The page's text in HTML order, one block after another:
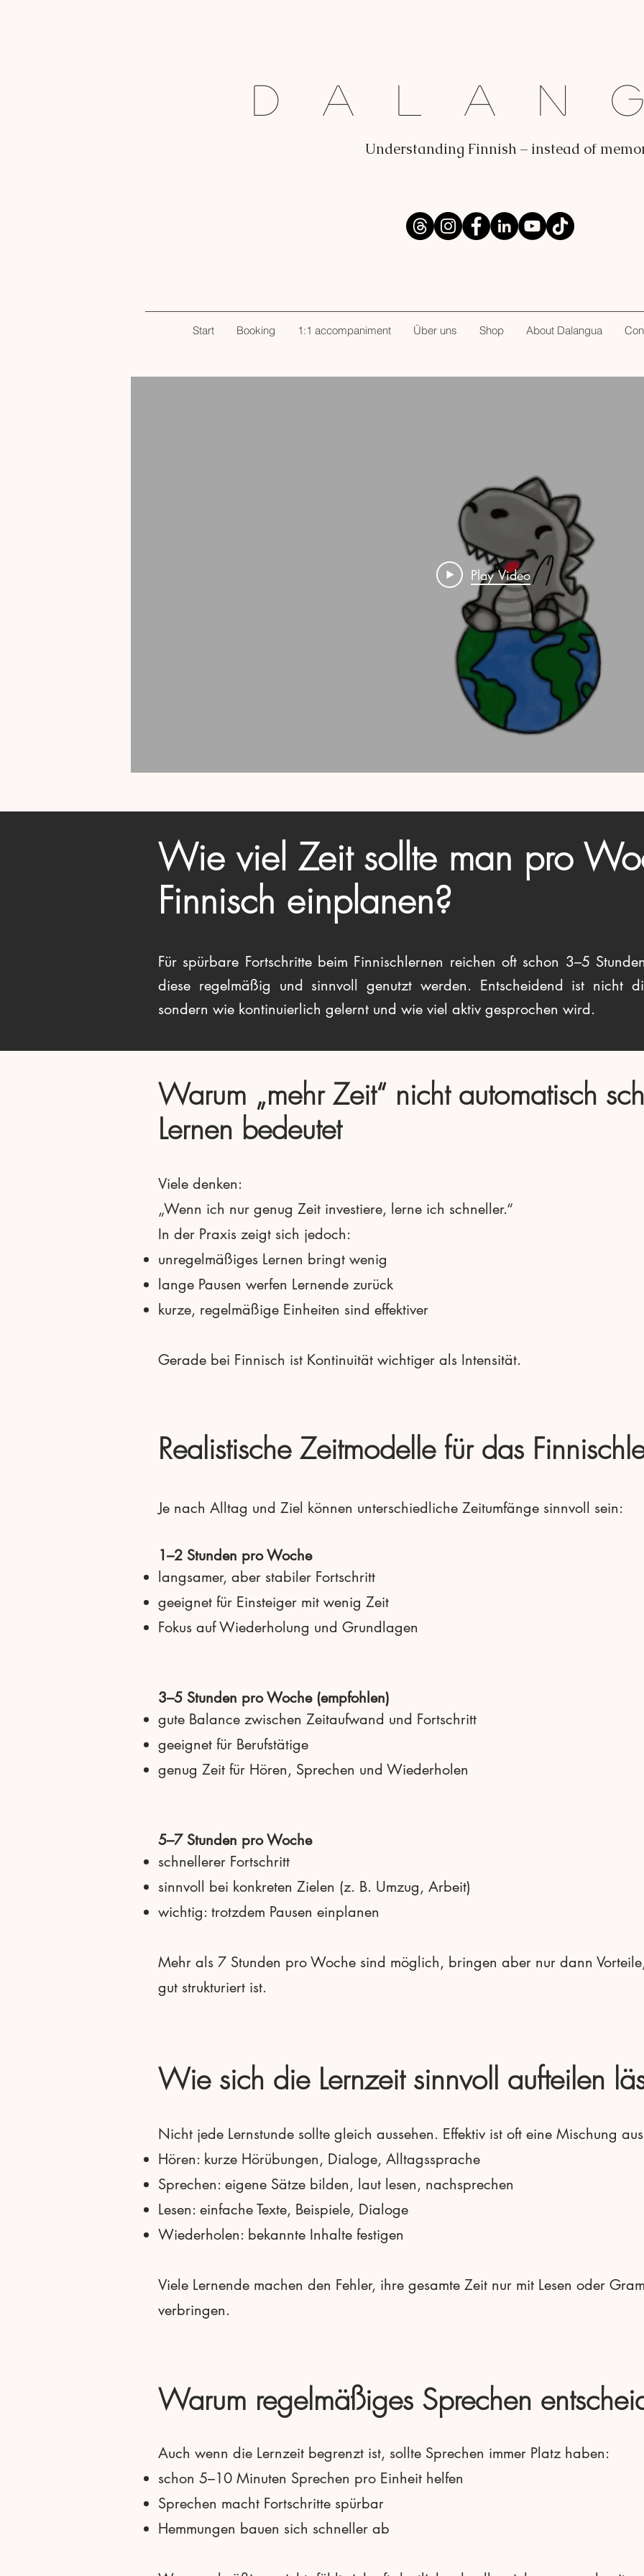
Understanding Finnish – instead of
Start Booking 1:1 accompaniment Über uns Shop About Dalangua
Play Video
Wie viel Zeit sollte man pro
Finnisch einplanen?
Für spürbare Fortschritte beim Finnischlernen reichen oft schon 3–5
diese regelmäßig und sinnvoll genutzt werden. Entscheidend ist nicht
sondern wie kontinuierlich gelernt und wie viel aktiv gesprochen wird.
Warum „mehr Zeit“ nicht automatisch
Lernen bedeutet
Viele denken:
„Wenn ich nur genug Zeit investiere, lerne ich schneller.“
In der Praxis zeigt sich jedoch:
unregelmäßiges Lernen bringt wenig
lange Pausen werfen Lernende zurück
kurze, regelmäßige Einheiten sind effektiver
Gerade bei Finnisch ist Kontinuität wichtiger als Intensität.
Realistische Zeitmodelle für das
Je nach Alltag und Ziel können unterschiedliche Zeitumfänge sinnvoll sein:
1–2 Stunden pro Woche
langsamer, aber stabiler Fortschritt
geeignet für Einsteiger mit wenig Zeit
Fokus auf Wiederholung und Grundlagen
3–5 Stunden pro Woche (empfohlen)
gute Balance zwischen Zeitaufwand und Fortschritt
geeignet für Berufstätige
genug Zeit für Hören, Sprechen und Wiederholen
5–7 Stunden pro Woche
schnellerer Fortschritt
sinnvoll bei konkreten Zielen (z. B. Umzug, Arbeit)
wichtig: trotzdem Pausen einplanen
Mehr als 7 Stunden pro Woche sind möglich, bringen aber nur dann
gut strukturiert ist.
Wie sich die Lernzeit sinnvoll aufteilen
Nicht jede Lernstunde sollte gleich aussehen. Effektiv ist oft eine Mischung
Hören: kurze Hörübungen, Dialoge, Alltagssprache
Sprechen: eigene Sätze bilden, laut lesen, nachsprechen
Lesen: einfache Texte, Beispiele, Dialoge
Wiederholen: bekannte Inhalte festigen
Viele Lernende machen den Fehler, ihre gesamte Zeit nur mit Lesen oder
verbringen.
Warum regelmäßiges Sprechen
Auch wenn die Lernzeit begrenzt ist, sollte Sprechen immer Platz haben:
schon 5–10 Minuten Sprechen pro Einheit helfen
Sprechen macht Fortschritte spürbar
Hemmungen bauen sich schneller ab